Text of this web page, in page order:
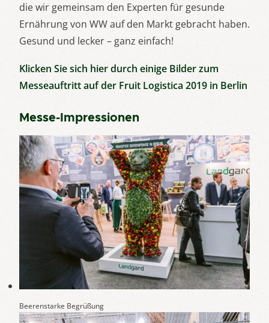
die wir gemeinsam den Experten für gesunde
Ernährung von WW auf den Markt gebracht haben.
Gesund und lecker – ganz einfach!
Klicken Sie sich hier durch einige Bilder zum
Messeauftritt auf der Fruit Logistica 2019 in Berlin
Messe-Impressionen
Beerenstarke Begrüßung